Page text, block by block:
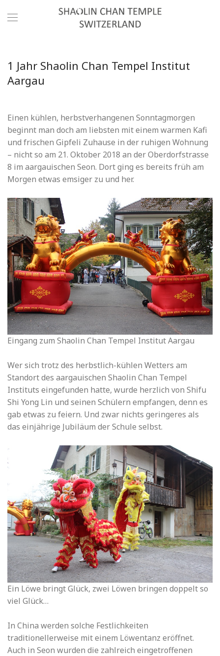
1 Jahr Shaolin Chan Tempel Institut
Aargau
Einen kühlen, herbstverhangenen Sonntagmorgen
beginnt man doch am liebsten mit einem warmen Kafi
und frischen Gipfeli Zuhause in der ruhigen Wohnung
– nicht so am 21. Oktober 2018 an der Oberdorfstrasse
8 im aargauischen Seon. Dort ging es bereits früh am
Morgen etwas emsiger zu und her.
Eingang zum Shaolin Chan Tempel Institut Aargau
Wer sich trotz des herbstlich-kühlen Wetters am
Standort des aargauischen Shaolin Chan Tempel
Instituts eingefunden hatte, wurde herzlich von Shifu
Shi Yong Lin und seinen Schülern empfangen, denn es
gab etwas zu feiern. Und zwar nichts geringeres als
das einjährige Jubiläum der Schule selbst.
Ein Löwe bringt Glück, zwei Löwen bringen doppelt so
viel Glück…
In China werden solche Festlichkeiten
traditionellerweise mit einem Löwentanz eröffnet.
Auch in Seon wurden die zahlreich eingetroffenen